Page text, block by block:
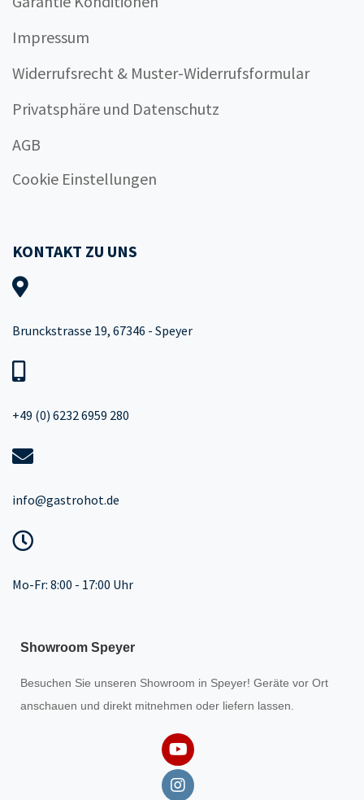
Impressum
Widerrufsrecht & Muster-Widerrufsformular
Privatsphäre und Datenschutz
AGB
Cookie Einstellungen
KONTAKT ZU UNS
Brunckstrasse 19, 67346 - Speyer
+49 (0) 6232 6959 280
info@gastrohot.de
Mo-Fr: 8:00 - 17:00 Uhr
Showroom Speyer
Besuchen Sie unseren Showroom in Speyer! Geräte vor Ort
anschauen und direkt mitnehmen oder liefern lassen.